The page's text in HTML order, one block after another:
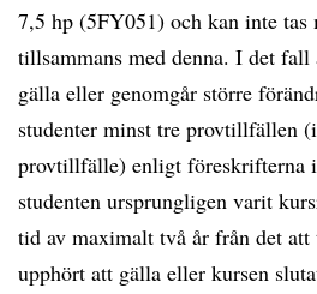
7,5 hp (5FY051) och kan inte tas
tillsammans med denna. I det
gälla eller genomgår större
studenter minst tre provtillfällen
provtillfälle) enligt föreskrifterna
studenten ursprungligen varit
tid av maximalt två år från det
upphört att gälla eller kursen